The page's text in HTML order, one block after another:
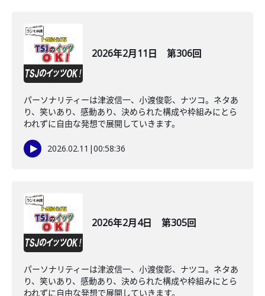
2026年2月11日 第306回
パーソナリティーは津波信一、小渡俊彰、ナツコ。ネタあ
り、笑いあり、感動あり、決められた構成や枠組みにとら
われずに自由な発想で展開していきます。
2026.02.11 |00:58:36
2026年2月4日 第305回
パーソナリティーは津波信一、小渡俊彰、ナツコ。ネタあ
り、笑いあり、感動あり、決められた構成や枠組みにとら
われずに自由な発想で展開していきます。